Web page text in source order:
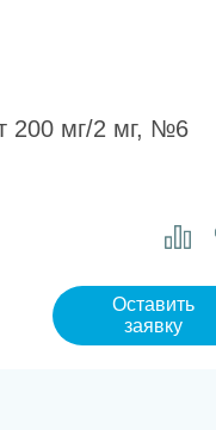
200 мг/2 мг, №6
Оставить
заявку